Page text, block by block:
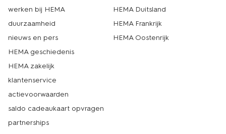
werken bij HEMA
duurzaamheid
nieuws en pers
HEMA geschiedenis
HEMA zakelijk
klantenservice
actievoorwaarden
saldo cadeaukaart opvragen
partnerships
HEMA Duitsland
HEMA Frankrijk
HEMA Oostenrijk